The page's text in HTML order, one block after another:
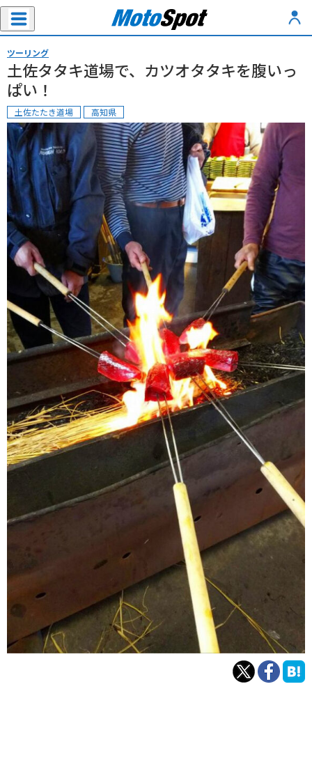
ツーリング
土佐タタキ道場で、カツオタタキを腹いっ
ぱい！
土佐たたき道場 高知県